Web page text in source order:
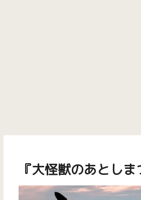
『大怪獣のあとし